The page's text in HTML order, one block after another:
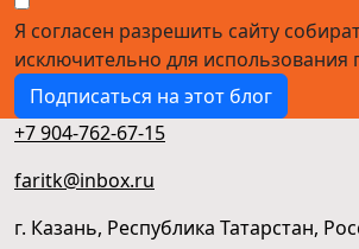
Я согласен разрешить сайту
исключительно для использования
Подписаться на этот блог
+7 904-762-67-15
faritk@inbox.ru
г. Казань, Республика Татарстан,